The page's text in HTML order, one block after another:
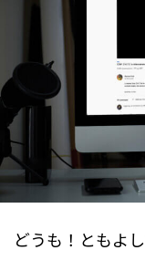
どうも！ともよし